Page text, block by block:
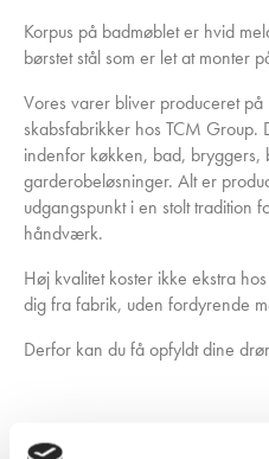
Korpus på badmøblet er hvid
børstet stål som er let at monter
Vores varer bliver produceret
skabsfabrikker hos TCM Group.
indenfor køkken, bad, bryggers,
garderobeløsninger. Alt er
udgangspunkt i en stolt tradition
håndværk.
Høj kvalitet koster ikke ekstra
dig fra fabrik, uden fordyrende
Derfor kan du få opfyldt dine